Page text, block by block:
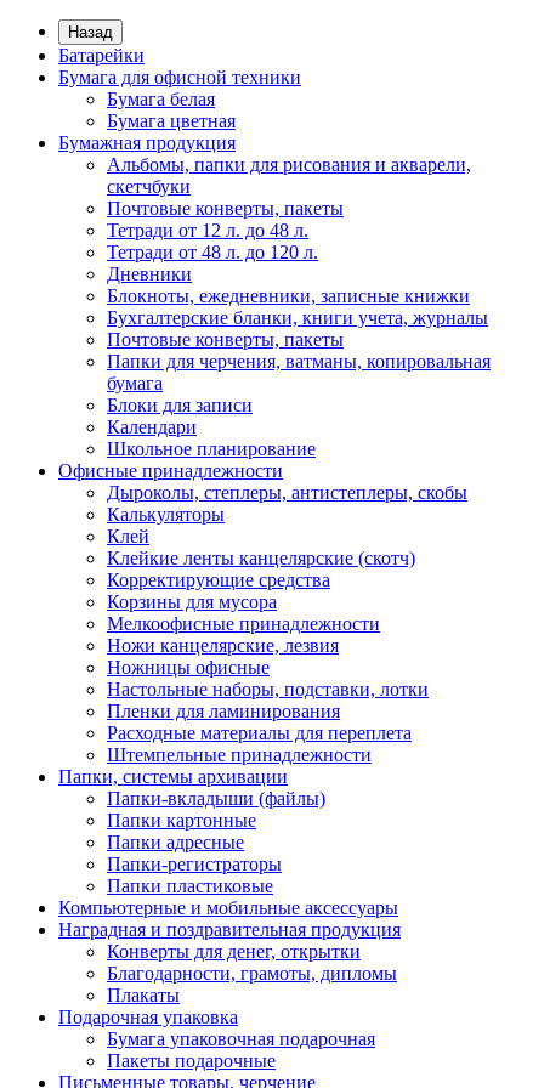
Назад
Батарейки
Бумага для офисной техники
Бумага белая
Бумага цветная
Бумажная продукция
Альбомы, папки для рисования и акварели,
скетчбуки
Почтовые конверты, пакеты
Тетради от 12 л. до 48 л.
Тетради от 48 л. до 120 л.
Дневники
Блокноты, ежедневники, записные книжки
Бухгалтерские бланки, книги учета, журналы
Почтовые конверты, пакеты
Папки для черчения, ватманы, копировальная
бумага
Блоки для записи
Календари
Школьное планирование
Офисные принадлежности
Дыроколы, степлеры, антистеплеры, скобы
Калькуляторы
Клей
Клейкие ленты канцелярские (скотч)
Корректирующие средства
Корзины для мусора
Мелкоофисные принадлежности
Ножи канцелярские, лезвия
Ножницы офисные
Настольные наборы, подставки, лотки
Пленки для ламинирования
Расходные материалы для переплета
Штемпельные принадлежности
Папки, системы архивации
Папки-вкладыши (файлы)
Папки картонные
Папки адресные
Папки-регистраторы
Папки пластиковые
Компьютерные и мобильные аксессуары
Наградная и поздравительная продукция
Конверты для денег, открытки
Благодарности, грамоты, дипломы
Плакаты
Подарочная упаковка
Бумага упаковочная подарочная
Пакеты подарочные
Письменные товары, черчение